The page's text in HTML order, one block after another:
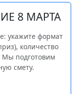
8 МАРТА
укажите формат
количество
Мы подготовим
смету.